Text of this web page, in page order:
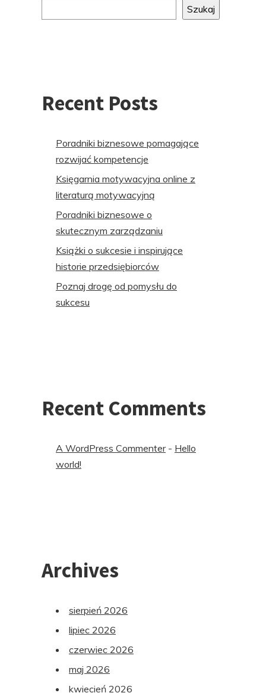
stopki
Szukaj
Recent Posts
Poradniki biznesowe pomagające
rozwijać kompetencje
Księgarnia motywacyjna online z
literaturą motywacyjną
Poradniki biznesowe o
skutecznym zarządzaniu
Książki o sukcesie i inspirujące
historie przedsiębiorców
Poznaj drogę od pomysłu do
sukcesu
Recent Comments
A WordPress Commenter- Hello
world!
Archives
sierpień 2026
lipiec 2026
czerwiec 2026
maj 2026
kwiecień 2026